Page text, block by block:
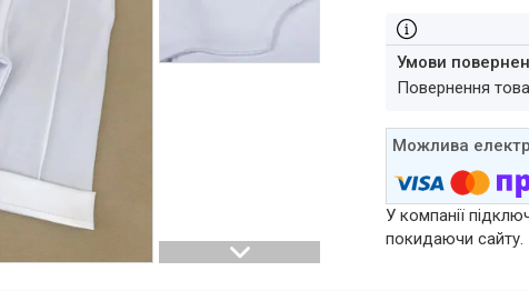
повернення
У компанії
покидаючи сайту.